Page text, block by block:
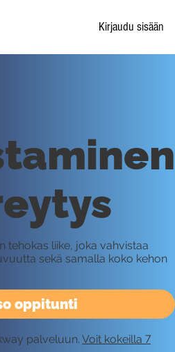
Kirjaudu sisään
oppitunti
tehokas liike, joka vahvistaa
sekä samalla koko kehon
palveluun. Voit kokeilla 7